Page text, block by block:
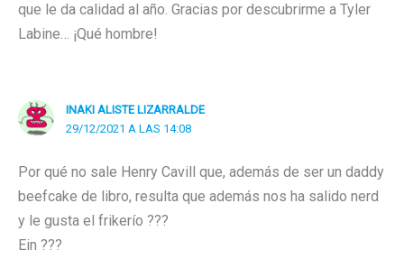
que le da calidad al año. Gracias por descubrirme a Tyler
Labine… ¡Qué hombre!
INAKI ALISTE LIZARRALDE
29/12/2021 A LAS 14:08
Por qué no sale Henry Cavill que, además de ser un daddy
beefcake de libro, resulta que además nos ha salido nerd
y le gusta el frikerío ???
Ein ???